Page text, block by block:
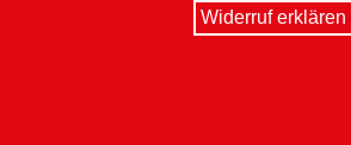
Widerruf erklären